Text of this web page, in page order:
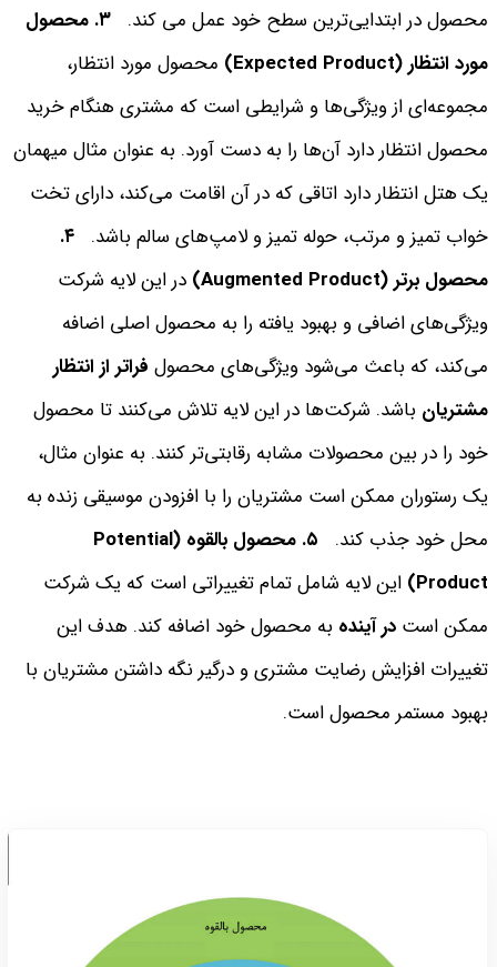
محصول در ابتدایی‌ترین سطح خود عمل می کند.
٣. محصول
مورد انتظار (Expected Product)
محصول مورد انتظار،
مجموعه‌ای از ویژگی‌ها و شرایطی است که مشتری هنگام خرید
محصول انتظار دارد آن‌ها را به دست آورد. به عنوان مثال میهمان
یک هتل انتظار دارد اتاقی که در آن اقامت می‌کند، دارای تخت
خواب تمیز و مرتب، حوله تمیز و لامپ‌های سالم باشد.
٤.
محصول برتر (Augmented Product)
در این لایه شرکت
ویژگی‌های اضافی و بهبود یافته را به محصول اصلی اضافه
می‌کند، که باعث می‌شود ویژگی‌های محصول فراتر از انتظار
مشتریان باشد. شرکت‌ها در این لایه تلاش می‌کنند تا محصول
خود را در بین محصولات مشابه رقابتی‌تر کنند. به عنوان مثال،
یک رستوران ممکن است مشتریان را با افزودن موسیقی زنده به
محل خود جذب کند.
٥. محصول بالقوه (Potential
Product) این لایه شامل تمام تغییراتی است که یک شرکت
ممکن است در آینده به محصول خود اضافه کند. هدف این
تغییرات افزایش رضایت مشتری و درگیر نگه داشتن مشتریان با
بهبود مستمر محصول است.